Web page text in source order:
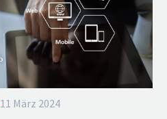
11 März 2024